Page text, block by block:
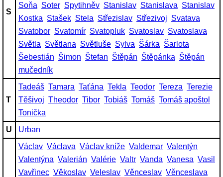
S
Soňa Soter Spytihněv Stanislav Stanislava Stanislav
Kostka Stašek Stela Střezislav Střezivoj Svatava
Svatobor Svatomír Svatopluk Svatoslav Svatoslava
Světla Světlana Světluše Sylva Šárka Šarlota
Šebestián Šimon Štefan Štěpán Štěpánka Štěpán
mučedník
T
Tadeáš Tamara Taťána Tekla Teodor Tereza Terezie
Těšivoj Theodor Tibor Tobiáš Tomáš Tomáš apoštol
Tonička
U
Urban
Václav Václava Václav kníže Valdemar Valentýn
Valentýna Valerián Valérie Valtr Vanda Vanesa Vasil
Vavřinec Věkoslav Veleslav Věnceslav Věnceslava